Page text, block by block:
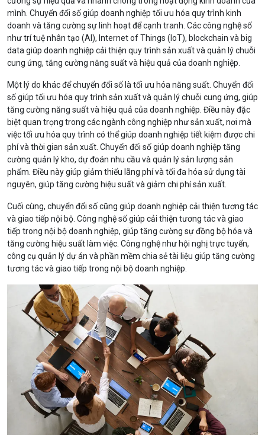
mình. Chuyển đổi số giúp doanh nghiệp tối ưu hóa quy trình kinh
doanh và tăng cường sự linh hoạt để cạnh tranh. Các công nghệ số
như trí tuệ nhân tạo (AI), Internet of Things (IoT), blockchain và big
data giúp doanh nghiệp cải thiện quy trình sản xuất và quản lý chuỗi
cung ứng, tăng cường năng suất và hiệu quả của doanh nghiệp.
Một lý do khác để chuyển đổi số là tối ưu hóa năng suất. Chuyển đổi
số giúp tối ưu hóa quy trình sản xuất và quản lý chuỗi cung ứng, giúp
tăng cường năng suất và hiệu quả của doanh nghiệp. Điều này đặc
biệt quan trọng trong các ngành công nghiệp như sản xuất, nơi mà
việc tối ưu hóa quy trình có thể giúp doanh nghiệp tiết kiệm được chi
phí và thời gian sản xuất. Chuyển đổi số giúp doanh nghiệp tăng
cường quản lý kho, dự đoán nhu cầu và quản lý sản lượng sản
phẩm. Điều này giúp giảm thiểu lãng phí và tối đa hóa sử dụng tài
nguyên, giúp tăng cường hiệu suất và giảm chi phí sản xuất.
Cuối cùng, chuyển đổi số cũng giúp doanh nghiệp cải thiện tương tác
và giao tiếp nội bộ. Công nghệ số giúp cải thiện tương tác và giao
tiếp trong nội bộ doanh nghiệp, giúp tăng cường sự đồng bộ hóa và
tăng cường hiệu suất làm việc. Công nghệ như hội nghị trực tuyến,
công cụ quản lý dự án và phần mềm chia sẻ tài liệu giúp tăng cường
tương tác và giao tiếp trong nội bộ doanh nghiệp.